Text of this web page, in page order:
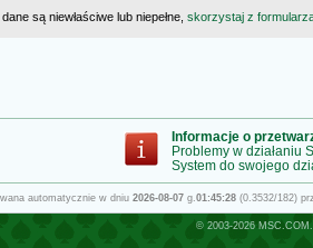
są niewłaściwe lub niepełne, skorzystaj z
Informacje o
Problemy w działaniu
System do swojego
automatycznie w dniu 2026-08-07g.01:45:28(0.3532/182)
© 2003-2026